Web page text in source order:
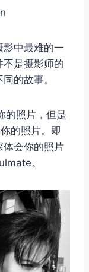
中最难的一
是摄影师的
的故事。
的照片，但是
的照片。即
体会你的照片
。